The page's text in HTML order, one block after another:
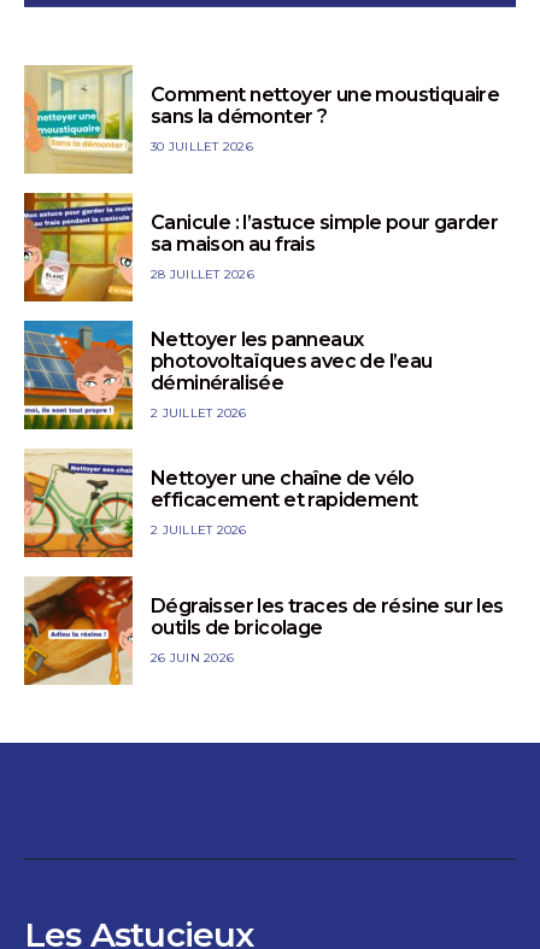
Comment nettoyer une moustiquaire
sans la démonter ?
30 JUILLET 2026
Canicule : l’astuce simple pour garder
sa maison au frais
28 JUILLET 2026
Nettoyer les panneaux
photovoltaïques avec de l’eau
déminéralisée
2 JUILLET 2026
Nettoyer une chaîne de vélo
efficacement et rapidement
2 JUILLET 2026
Dégraisser les traces de résine sur les
outils de bricolage
26 JUIN 2026
Les Astucieux